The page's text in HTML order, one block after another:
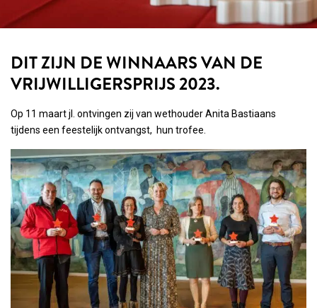
DIT ZIJN DE WINNAARS VAN DE
VRIJWILLIGERSPRIJS 2023.
Op 11 maart jl. ontvingen zij van wethouder Anita Bastiaans
tijdens een feestelijk ontvangst, hun trofee.